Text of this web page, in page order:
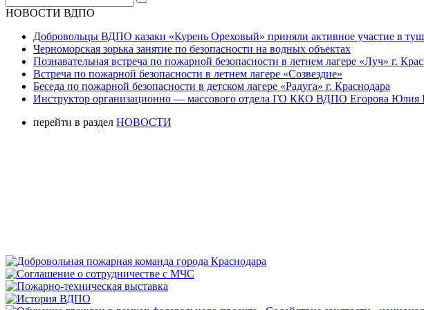
НОВОСТИ ВДПО
Добровольцы ВДПО казаки «Курень Ореховый» приняли активное участие в
Черноморская зорька занятие по безопасности на водных объектах
Познавательная встреча по пожарной безопасности в летнем лагере «Луч» г.
Встреча по пожарной безопасности в летнем лагере «Созвездие»
Беседа по пожарной безопасности в детском лагере «Радуга» г. Краснодара
Инструктор организационно — массового отдела ГО ККО ВДПО Егорова Юлия
перейти в раздел НОВОСТИ